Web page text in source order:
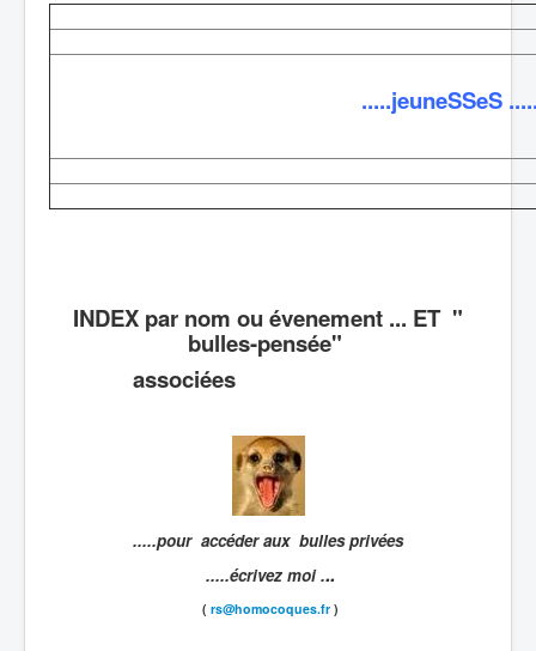
.....jeuneSSeS
INDEX par nom ou évenement ... ET "
bulles-pensée"
associées
.....pour accéder aux bulles privées
.....écrivez moi ...
( rs@homocoques.fr )